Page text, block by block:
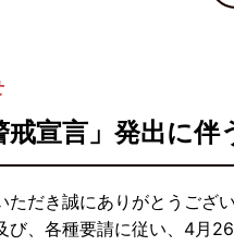
宣言」発出に伴
ただき誠にありがとうござ
び、各種要請に従い、4月